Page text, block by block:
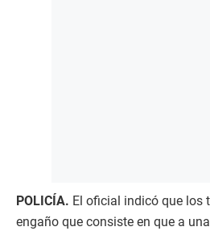
POLICÍA. El oficial indicó que los
engaño que consiste en que a